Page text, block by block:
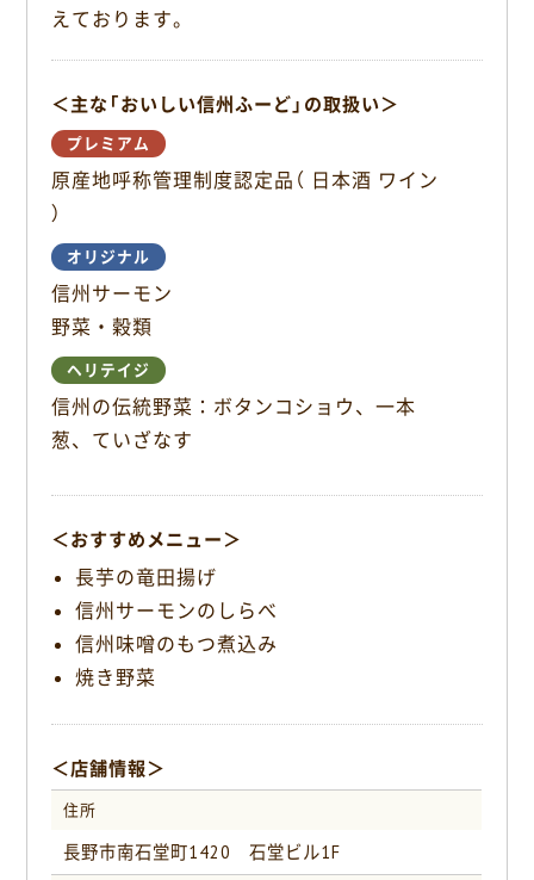
えております。
＜主な「おいしい信州ふーど」の取扱い＞
プレミアム
原産地呼称管理制度認定品（ 日本酒 ワイン
）
オリジナル
信州サーモン
野菜・穀類
ヘリテイジ
信州の伝統野菜：ボタンコショウ、一本
葱、ていざなす
＜おすすめメニュー＞
長芋の竜田揚げ
信州サーモンのしらべ
信州味噌のもつ煮込み
焼き野菜
＜店舗情報＞
住所
長野市南石堂町1420 石堂ビル1F